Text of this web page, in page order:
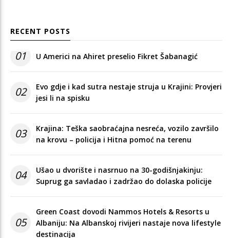
RECENT POSTS
01 U Americi na Ahiret preselio Fikret Šabanagić
02
Evo gdje i kad sutra nestaje struja u Krajini: Provjeri
jesi li na spisku
03
Krajina: Teška saobraćajna nesreća, vozilo završilo
na krovu – policija i Hitna pomoć na terenu
04
Ušao u dvorište i nasrnuo na 30-godišnjakinju:
Suprug ga savladao i zadržao do dolaska policije
05
Green Coast dovodi Nammos Hotels & Resorts u
Albaniju: Na Albanskoj rivijeri nastaje nova lifestyle
destinacija